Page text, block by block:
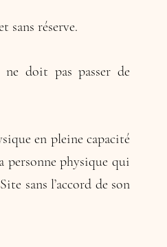
sans réserve.
ne doit pas passer de
en pleine capacité
personne physique qui
sans l’accord de son